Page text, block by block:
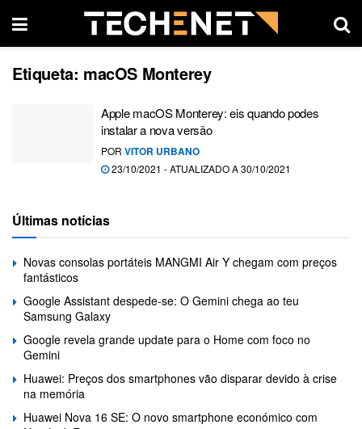
Etiqueta: macOS Monterey
Apple macOS Monterey: eis quando podes
instalar a nova versão
POR VITOR URBANO
23/10/2021 - ATUALIZADO A 30/10/2021
Últimas notícias
Novas consolas portáteis MANGMI Air Y chegam com preços
fantásticos
Google Assistant despede-se: O Gemini chega ao teu
Samsung Galaxy
Google revela grande update para o Home com foco no
Gemini
Huawei: Preços dos smartphones vão disparar devido à crise
na memória
Huawei Nova 16 SE: O novo smartphone económico com